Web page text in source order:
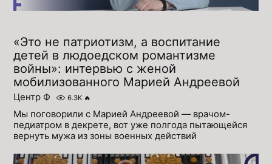
«Это не патриотизм, а воспитание
детей в людоедском романтизме
войны»: интервью с женой
мобилизованного Марией Андреевой
Центр Ф 6.3K 🔥
Мы поговорили с Марией Андреевой — врачом-
педиатром в декрете, вот уже полгода пытающейся
вернуть мужа из зоны военных действий